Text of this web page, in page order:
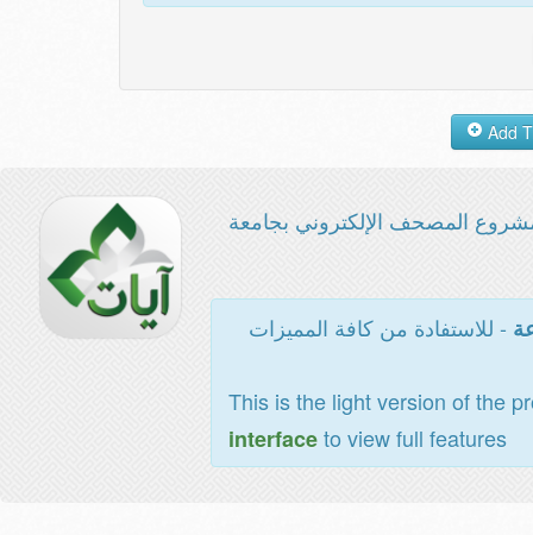
المصحف الإلكتروني بجامعة
- للاستفادة من كافة المميزات
This is the light version of the
interfaceto view full features